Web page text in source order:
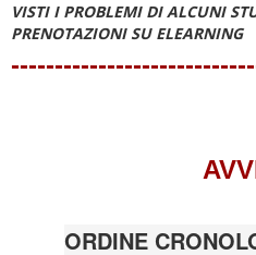
VISTI I PROBLEMI DI ALCUNI
PRENOTAZIONI SU ELEARNING
ORDINE